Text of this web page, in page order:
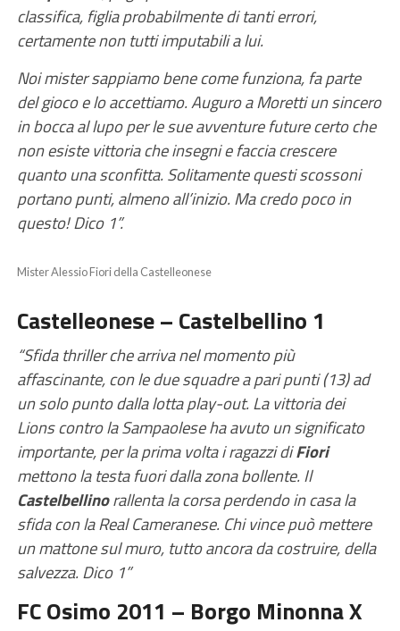
classifica, figlia probabilmente di tanti errori,
certamente non tutti imputabili a lui.
Noi mister sappiamo bene come funziona, fa parte
del gioco e lo accettiamo. Auguro a Moretti un sincero
in bocca al lupo per le sue avventure future certo che
non esiste vittoria che insegni e faccia crescere
quanto una sconfitta. Solitamente questi scossoni
portano punti, almeno all’inizio. Ma credo poco in
questo! Dico 1”.
Mister Alessio Fiori della Castelleonese
Castelleonese – Castelbellino 1
“Sfida thriller che arriva nel momento più
affascinante, con le due squadre a pari punti (13) ad
un solo punto dalla lotta play-out. La vittoria dei
Lions contro la Sampaolese ha avuto un significato
importante, per la prima volta i ragazzi diFiori
mettono la testa fuori dalla zona bollente. Il
Castelbellinorallenta la corsa perdendo in casa la
sfida con la Real Cameranese. Chi vince può mettere
un mattone sul muro, tutto ancora da costruire, della
salvezza. Dico 1”
FC Osimo 2011 – Borgo Minonna X